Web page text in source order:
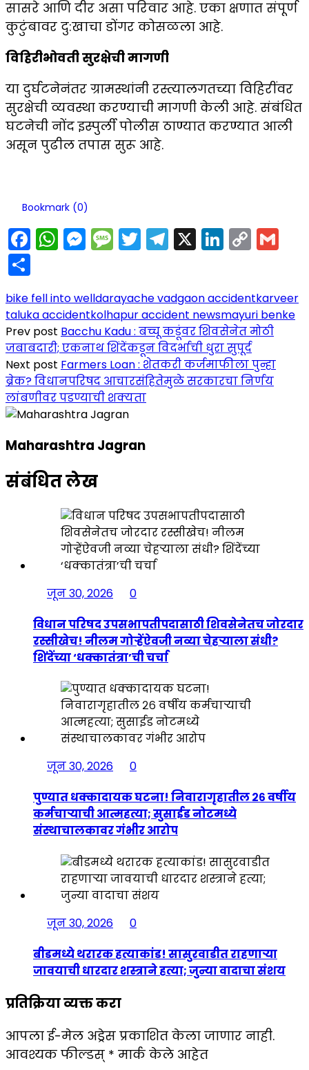
सासरे आणि दीर असा परिवार आहे. एका क्षणात संपूर्ण
कुटुंबावर दु:खाचा डोंगर कोसळला आहे.
विहिरीभोवती सुरक्षेची मागणी
या दुर्घटनेनंतर ग्रामस्थांनी रस्त्यालगतच्या विहिरींवर
सुरक्षेची व्यवस्था करण्याची मागणी केली आहे. संबंधित
घटनेची नोंद इस्पुर्ली पोलीस ठाण्यात करण्यात आली
असून पुढील तपास सुरू आहे.
Bookmark (0)
Facebook
WhatsApp
Messenger
Message
Twitter
Telegram
X LinkedIn
Copy
Link
bike fell into welldarayache vadgaon accidentkarveer
taluka accidentkolhapur accident newsmayuri benke
Prev post Bacchu Kadu : बच्चू कडूंवर शिवसेनेत मोठी
जबाबदारी; एकनाथ शिंदेंकडून विदर्भाची धुरा सुपूर्द
Next post Farmers Loan : शेतकरी कर्जमाफीला पुन्हा
ब्रेक? विधानपरिषद आचारसंहितेमुळे सरकारचा निर्णय
लांबणीवर पडण्याची शक्यता
Maharashtra Jagran
संबंधित लेख
जून 30, 2026
0
विधान परिषद उपसभापतीपदासाठी शिवसेनेतच जोरदार
रस्सीखेच! नीलम गोऱ्हेंऐवजी नव्या चेहऱ्याला संधी?
शिंदेंच्या ‘धक्कातंत्रा’ची चर्चा
जून 30, 2026
0
पुण्यात धक्कादायक घटना! निवारागृहातील २६ वर्षीय
कर्मचाऱ्याची आत्महत्या; सुसाईड नोटमध्ये
संस्थाचालकावर गंभीर आरोप
जून 30, 2026
0
बीडमध्ये थरारक हत्याकांड! सासुरवाडीत राहणाऱ्या
जावयाची धारदार शस्त्राने हत्या; जुन्या वादाचा संशय
प्रतिक्रिया व्यक्त करा
आपला ई-मेल अड्रेस प्रकाशित केला जाणार नाही.
आवश्यक फील्डस् * मार्क केले आहेत